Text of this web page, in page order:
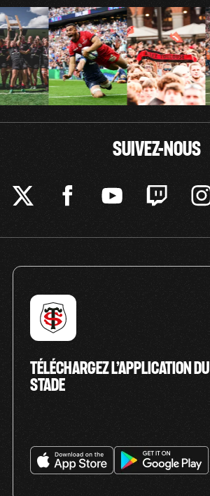
SUIVEZ-NOUS
TÉLÉCHARGEZ L’APPLICATION DU
STADE